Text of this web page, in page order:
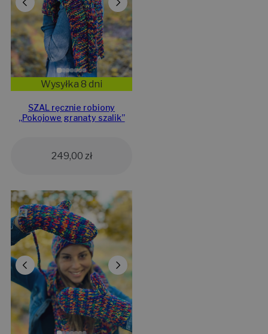
Wysyłka 8 dni
SZAL ręcznie robiony
,,Pokojowe granaty szalik”
249,00 zł